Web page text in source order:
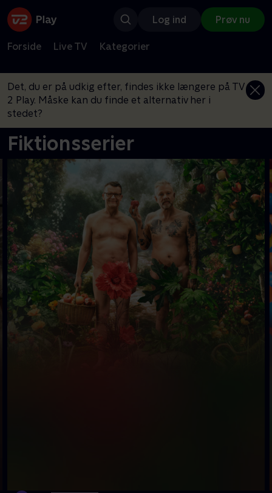
Log ind Prøv nu
Forside Live TV Kategorier
Det, du er på udkig efter, findes ikke længere på TV
2 Play. Måske kan du finde et alternativ her i
stedet?
Fiktionsserier